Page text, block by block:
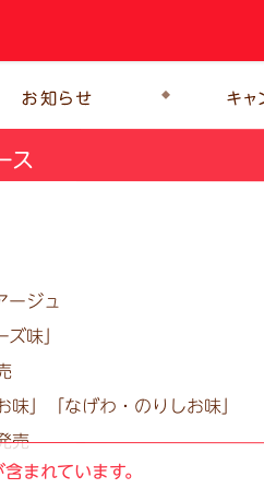
ス
ージュ
ズ味」
味」 「なげわ・のりしお味」
売
まれています。